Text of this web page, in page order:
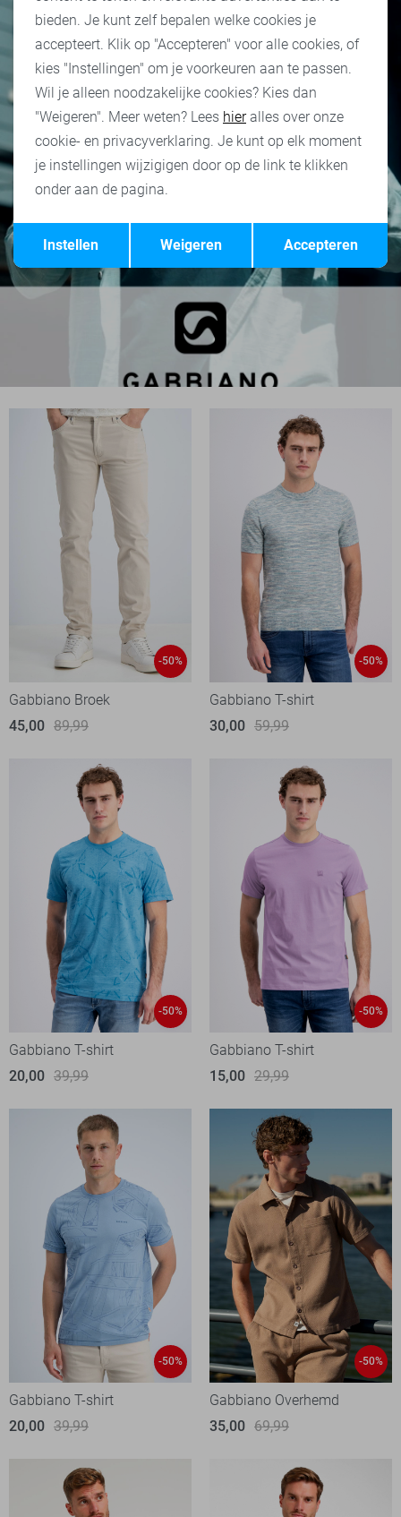
-50%
Gabbiano Broek
45,00 89,99
-50%
Gabbiano T-shirt
30,00 59,99
-50%
Gabbiano T-shirt
20,00 39,99
-50%
Gabbiano T-shirt
15,00 29,99
-50%
Gabbiano T-shirt
20,00 39,99
-50%
Gabbiano Overhemd
35,00 69,99
Terug Opslaan
bieden. Je kunt zelf bepalen welke cookies je
accepteert. Klik op "Accepteren" voor alle cookies, of
kies "Instellingen" om je voorkeuren aan te passen.
Wil je alleen noodzakelijke cookies? Kies dan
"Weigeren". Meer weten? Lees hieralles over onze
cookie- en privacyverklaring. Je kunt op elk moment
je instellingen wijzigigen door op de link te klikken
onder aan de pagina.
Accepteren
Weigeren
Instellen